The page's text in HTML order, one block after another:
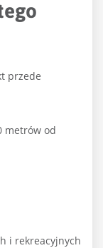
przede
metrów od
i rekreacyjnych